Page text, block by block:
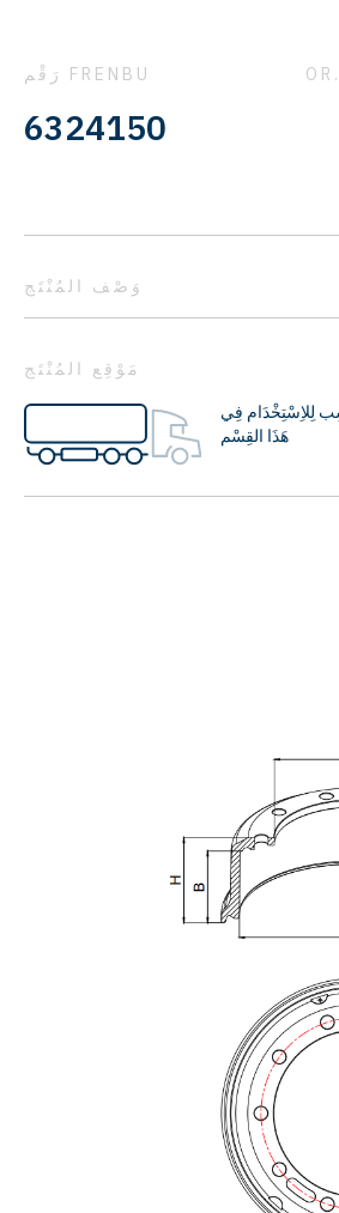
رَقْم FRENBU
6324150
وَصْف المُنْتَج
مَوْقِع المُنْتَج
لِلاِسْتِخْدَام فِي
هَذَا القِسْم